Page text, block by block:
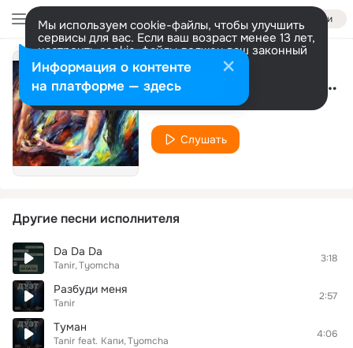
Войти
Мы используем cookie-файлы, чтобы улучшить
сервисы для вас. Если ваш возраст менее 13 лет,
настроить cookie-файлы должен ваш законный
представитель. Больше информации
Разрешить все Настроить Научи не падать в низ
Tanir
Слушать
Другие песни исполнителя
Da Da Da
Tanir Tyomcha
3:18
Разбуди меня
Tanir
2:57
Туман
Tanir feat. Капи Tyomcha
4:06
Информация о контенте
на платформе — здесь